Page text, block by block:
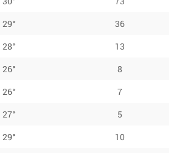
29°
36
28°
13
26°
8
26°
7
27°
5
29°
10